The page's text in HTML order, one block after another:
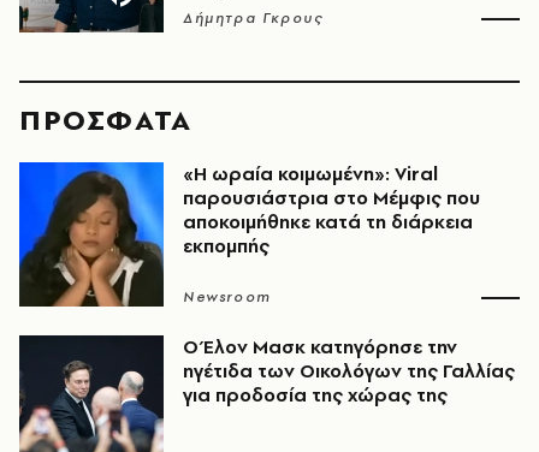
Δήμητρα Γκρους
ΠΡΟΣΦΑΤΑ
«H ωραία κοιμωμένη»: Viral
παρουσιάστρια στο Μέμφις που
αποκοιμήθηκε κατά τη διάρκεια
εκπομπής
Newsroom
Ο Έλον Μασκ κατηγόρησε την
ηγέτιδα των Οικολόγων της Γαλλίας
για προδοσία της χώρας της